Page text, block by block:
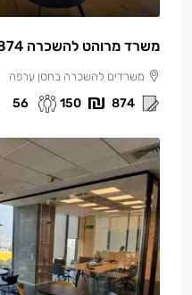
משרד מרוהט להשכרה 874 מ”ר במגדל סקיי
משרדים להשכרה בחסן ערפה
874
150
56